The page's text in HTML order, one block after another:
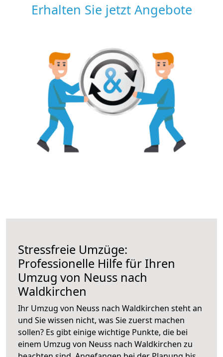
Erhalten Sie jetzt Angebote
Stressfreie Umzüge:
Professionelle Hilfe für Ihren
Umzug von Neuss nach
Waldkirchen
Ihr Umzug von Neuss nach Waldkirchen steht an
und Sie wissen nicht, was Sie zuerst machen
sollen? Es gibt einige wichtige Punkte, die bei
einem Umzug von Neuss nach Waldkirchen zu